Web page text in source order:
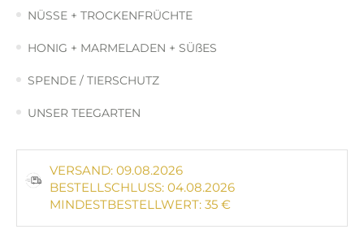
NÜSSE + TROCKENFRÜCHTE
HONIG + MARMELADEN + SÜßES
SPENDE / TIERSCHUTZ
UNSER TEEGARTEN
VERSAND: 09.08.2026
BESTELLSCHLUSS: 04.08.2026
MINDESTBESTELLWERT: 35 €